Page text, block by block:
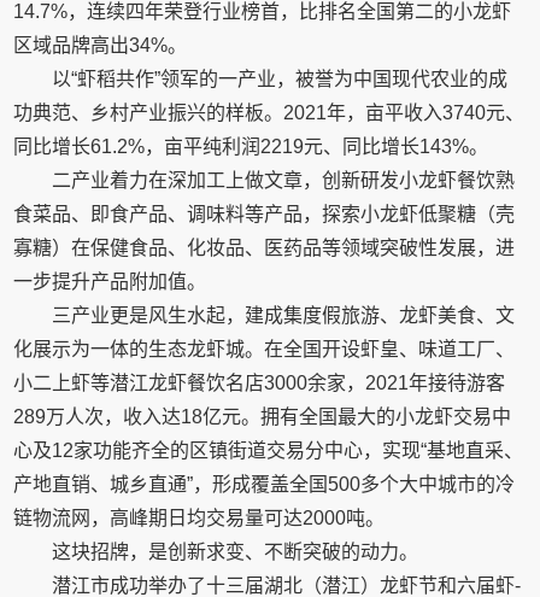
14.7%，连续四年荣登行业榜首，比排名全国第二的小龙虾
区域品牌高出34%。
以“虾稻共作”领军的一产业，被誉为中国现代农业的成
功典范、乡村产业振兴的样板。2021年，亩平收入3740元、
同比增长61.2%，亩平纯利润2219元、同比增长143%。
二产业着力在深加工上做文章，创新研发小龙虾餐饮熟
食菜品、即食产品、调味料等产品，探索小龙虾低聚糖（壳
寡糖）在保健食品、化妆品、医药品等领域突破性发展，进
一步提升产品附加值。
三产业更是风生水起，建成集度假旅游、龙虾美食、文
化展示为一体的生态龙虾城。在全国开设虾皇、味道工厂、
小二上虾等潜江龙虾餐饮名店3000余家，2021年接待游客
289万人次，收入达18亿元。拥有全国最大的小龙虾交易中
心及12家功能齐全的区镇街道交易分中心，实现“基地直采、
产地直销、城乡直通”，形成覆盖全国500多个大中城市的冷
链物流网，高峰期日均交易量可达2000吨。
这块招牌，是创新求变、不断突破的动力。
潜江市成功举办了十三届湖北（潜江）龙虾节和六届虾-